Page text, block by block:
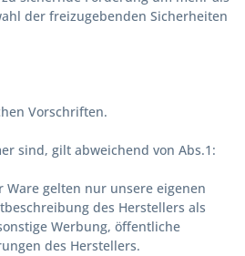
der freizugebenden Sicherheiten
Vorschriften.
sind, gilt abweichend von Abs.1:
Ware gelten nur unsere eigenen
des Herstellers als
Werbung, öffentliche
des Herstellers.